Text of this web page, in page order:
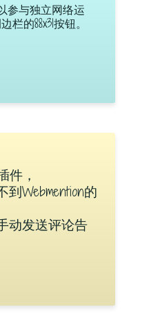
参与独立网络运
的88x31按钮。
件，
Webmention的
动发送评论告